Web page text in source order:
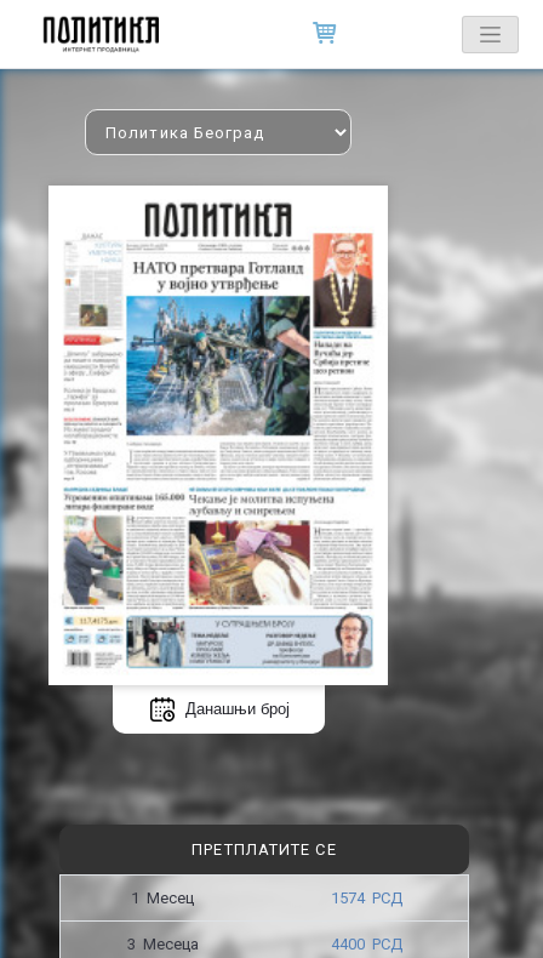
Данашњи број
ПРЕТПЛАТИТЕ СЕ
1 Месец 1574 РСД
3 Месецa 4400 РСД